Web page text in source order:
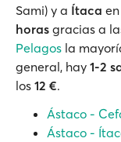
Sami) y a Ítaca
horas gracias a
Pelagos la
general, hay 1-2
los 12 €.
Ástaco -
Ástaco -